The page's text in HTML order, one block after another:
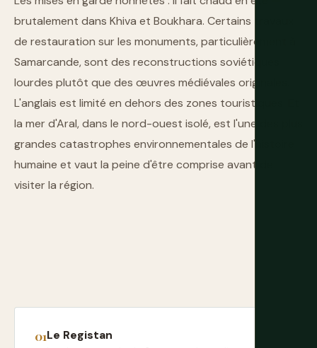
brutalement dans Khiva et Boukhara. Certains travaux
de restauration sur les monuments, particulièrement à
Samarcande, sont des reconstructions soviétiques
lourdes plutôt que des œuvres médiévales originales.
L'anglais est limité en dehors des zones touristiques. Et
la mer d'Aral, dans le nord-ouest isolé, est l'une des plus
grandes catastrophes environnementales de l'histoire
humaine et vaut la peine d'être comprise avant de
visiter la région.
Le Registan